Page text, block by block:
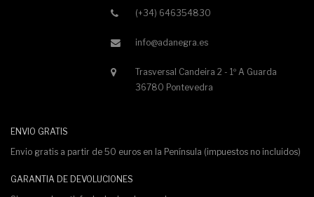
(+34) 646354830
info@adanegra.es
Trasversal Candeira 2 - 1º A Guarda
36780 Pontevedra
ENVIO GRATIS
Envio gratis a partir de 50 euros en la Península (impuestos no incluidos)
GARANTIA DE DEVOLUCIONES